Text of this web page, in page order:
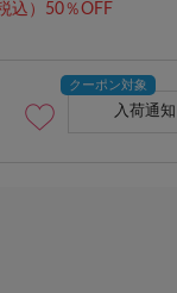
込）50％OFF
入荷通知